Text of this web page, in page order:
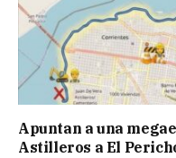
Apuntan a una
Astilleros a El